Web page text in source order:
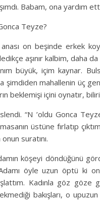
Babam, ona yardım
Teyze?
anası on beşinde
aşınır kalbim, daha
büyük, içim kaynar.
şimdiden mahallenin üç
beklemişi içini oynatır,
“N ’oldu Gonca
üstüne fırlatıp
suratını.
köşeyi döndüğünü
Adamı öyle uzun öptü ki
Kadınla göz göze
bakışları, o